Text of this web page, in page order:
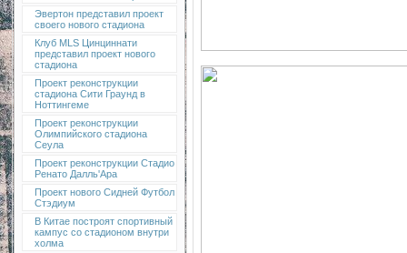
Эвертон представил проект
своего нового стадиона
Клуб MLS Цинциннати
представил проект нового
стадиона
Проект реконструкции
стадиона Сити Граунд в
Ноттингеме
Проект реконструкции
Олимпийского стадиона
Сеула
Проект реконструкции Стадио
Ренато Далль'Ара
Проект нового Сидней Футбол
Стэдиум
В Китае построят спортивный
кампус со стадионом внутри
холма